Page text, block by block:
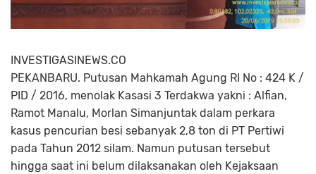
INVESTIGASINEWS.CO
PEKANBARU. Putusan Mahkamah Agung RI No : 424 K /
PID / 2016, menolak Kasasi 3 Terdakwa yakni : Alfian,
Ramot Manalu, Morlan Simanjuntak dalam perkara
kasus pencurian besi sebanyak 2,8 ton di PT Pertiwi
pada Tahun 2012 silam. Namun putusan tersebut
hingga saat ini belum dilaksanakan oleh Kejaksaan